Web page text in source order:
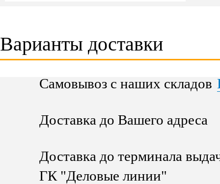
Варианты доставки
Самовывоз с наших складов
Доставка до Вашего адреса
Доставка до терминала
ГК "Деловые линии"